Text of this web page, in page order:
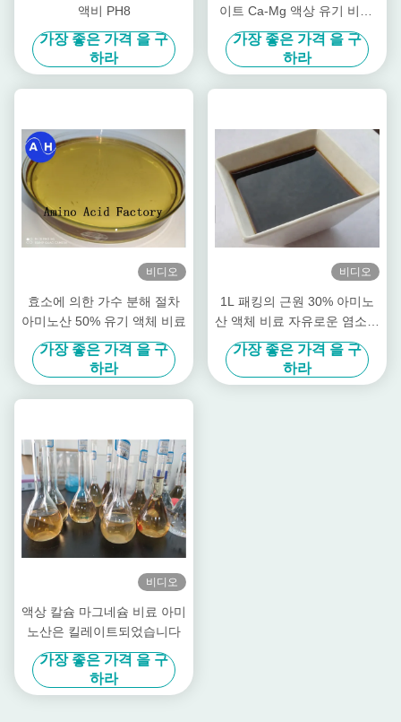
액비 PH8
가장 좋은 가격 을 구
하라
이트 Ca-Mg 액상 유기 비료,
과수 특화
가장 좋은 가격 을 구
하라
비디오
효소에 의한 가수 분해 절차
아미노산 50% 유기 액체 비료
가장 좋은 가격 을 구
하라
비디오
1L 패킹의 근원 30% 아미노
산 액체 비료 자유로운 염소를
설치하십시오
가장 좋은 가격 을 구
하라
비디오
액상 칼슘 마그네슘 비료 아미
노산은 킬레이트되었습니다
가장 좋은 가격 을 구
하라